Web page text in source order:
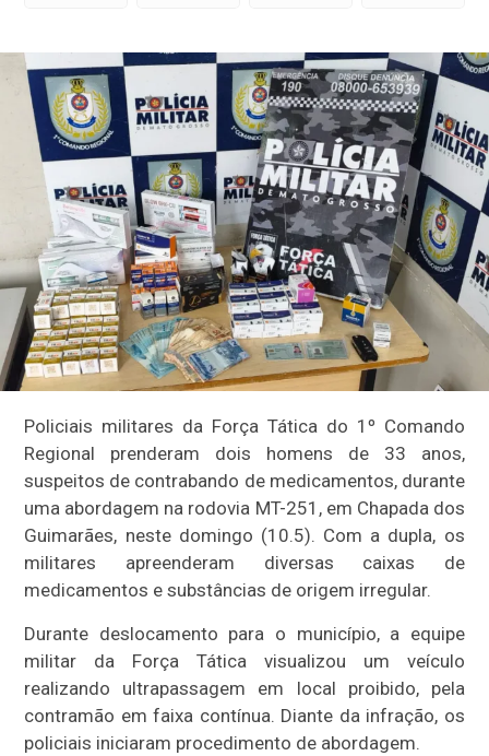
Policiais militares da Força Tática do 1º Comando
Regional prenderam dois homens de 33 anos,
suspeitos de contrabando de medicamentos, durante
uma abordagem na rodovia MT-251, em Chapada dos
Guimarães, neste domingo (10.5). Com a dupla, os
militares apreenderam diversas caixas de
medicamentos e substâncias de origem irregular.
Durante deslocamento para o município, a equipe
militar da Força Tática visualizou um veículo
realizando ultrapassagem em local proibido, pela
contramão em faixa contínua. Diante da infração, os
policiais iniciaram procedimento de abordagem.